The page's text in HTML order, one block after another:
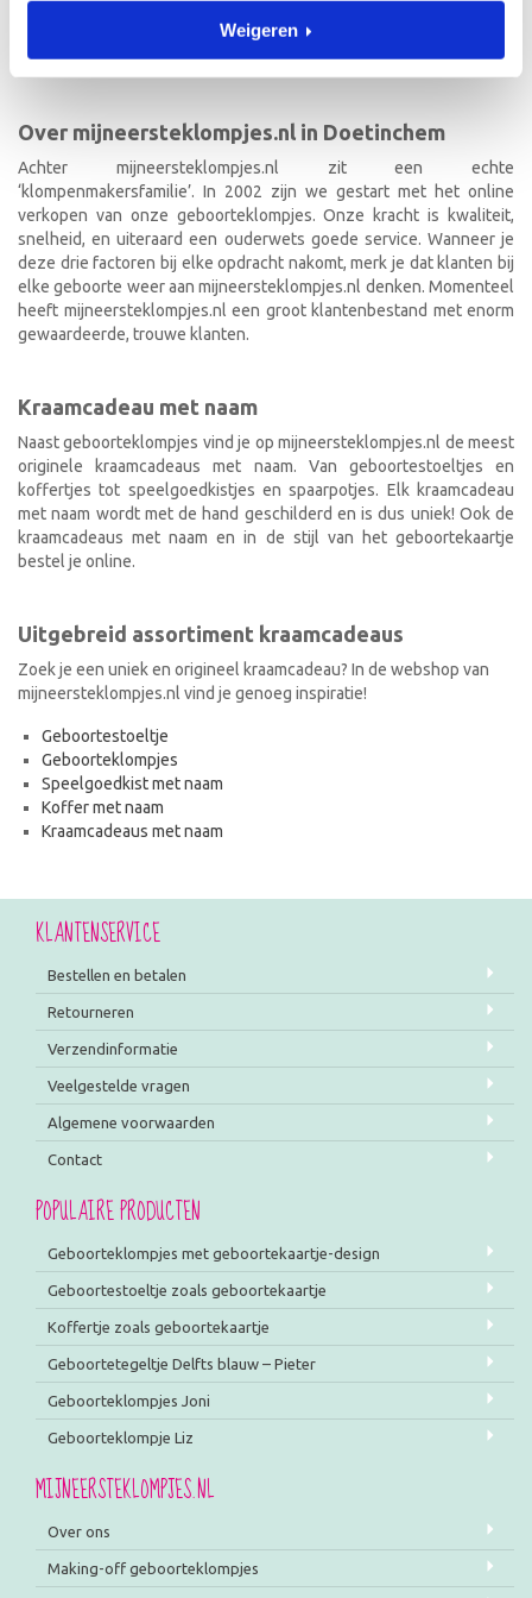
Weigeren
de geboorteklompjes met de hand en indien gewenst in de stijl van
het geboortekaartje!
Over mijneersteklompjes.nl in Doetinchem
Achter mijneersteklompjes.nl zit een echte
‘klompenmakersfamilie’. In 2002 zijn we gestart met het online
verkopen van onze geboorteklompjes. Onze kracht is kwaliteit,
snelheid, en uiteraard een ouderwets goede service. Wanneer je
deze drie factoren bij elke opdracht nakomt, merk je dat klanten bij
elke geboorte weer aan mijneersteklompjes.nl denken. Momenteel
heeft mijneersteklompjes.nl een groot klantenbestand met enorm
gewaardeerde, trouwe klanten.
Kraamcadeau met naam
Naast geboorteklompjes vind je op mijneersteklompjes.nl de meest
originele kraamcadeaus met naam. Van geboortestoeltjes en
koffertjes tot speelgoedkistjes en spaarpotjes. Elk kraamcadeau
met naam wordt met de hand geschilderd en is dus uniek! Ook de
kraamcadeaus met naam en in de stijl van het geboortekaartje
bestel je online.
Uitgebreid assortiment kraamcadeaus
Zoek je een uniek en origineel kraamcadeau? In de webshop van
mijneersteklompjes.nl vind je genoeg inspiratie!
Geboortestoeltje
Geboorteklompjes
Speelgoedkist met naam
Koffer met naam
Kraamcadeaus met naam
KLANTENSERVICE
Bestellen en betalen
Retourneren
Verzendinformatie
Veelgestelde vragen
Algemene voorwaarden
Contact
POPULAIRE PRODUCTEN
Geboorteklompjes met geboortekaartje-design
Geboortestoeltje zoals geboortekaartje
Koffertje zoals geboortekaartje
Geboortetegeltje Delfts blauw – Pieter
Geboorteklompjes Joni
Geboorteklompje Liz
MIJNEERSTEKLOMPJES.NL
Over ons
Making-off geboorteklompjes